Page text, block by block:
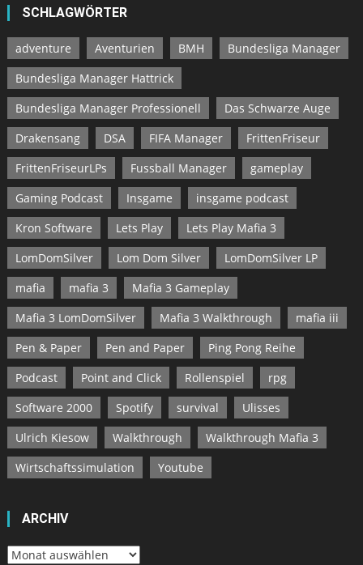
SCHLAGWÖRTER
adventure Aventurien BMH
Bundesliga Manager
Bundesliga Manager Hattrick
Bundesliga Manager Professionell
Das Schwarze Auge
Drakensang
DSA FIFA Manager
FrittenFriseur
FrittenFriseurLPs
Fussball Manager
gameplay
Gaming Podcast
Insgame
insgame podcast
Kron Software
Lets Play
Lets Play Mafia 3
LomDomSilver
Lom Dom Silver
LomDomSilver LP
mafia
mafia 3
Mafia 3 Gameplay
Mafia 3 LomDomSilver
Mafia 3 Walkthrough
mafia iii
Pen & Paper
Pen and Paper
Ping Pong Reihe
Podcast
Point and Click Rollenspiel
rpg
Software 2000
Spotify survival
Ulisses
Ulrich Kiesow
Walkthrough
Walkthrough Mafia 3
Wirtschaftssimulation
Youtube
ARCHIV
Archiv